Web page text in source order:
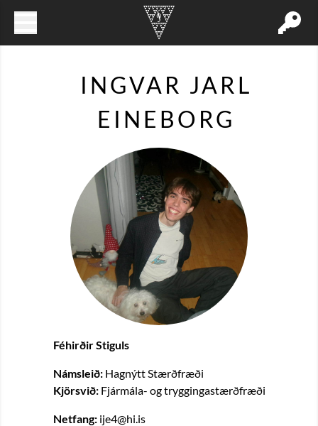
INGVAR JARL
EINEBORG
FéhirðirStiguls
Námsleið: Hagnýtt Stærðfræði
Kjörsvið: Fjármála- og tryggingastærðfræði
Netfang: ije4@hi.is